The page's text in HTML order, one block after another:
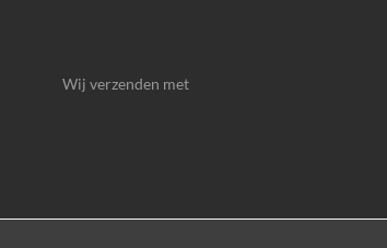
Wij verzenden met